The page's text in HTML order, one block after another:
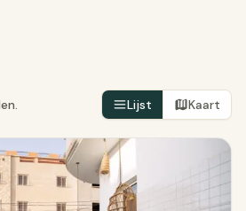
Lijst Kaart